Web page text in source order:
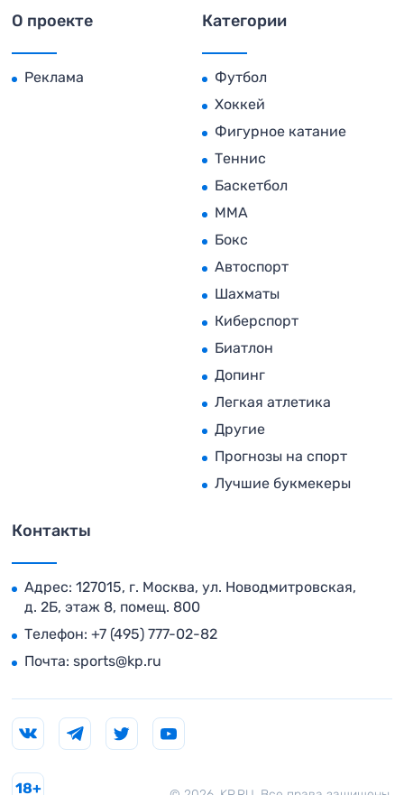
О проекте
Реклама
Категории
Футбол
Хоккей
Фигурное катание
Теннис
Баскетбол
MMA
Бокс
Автоспорт
Шахматы
Киберспорт
Биатлон
Допинг
Легкая атлетика
Другие
Прогнозы на спорт
Лучшие букмекеры
Контакты
Адрес: 127015, г. Москва, ул. Новодмитровская,
д. 2Б, этаж 8, помещ. 800
Телефон: +7 (495) 777-02-82
Почта: sports@kp.ru
18+